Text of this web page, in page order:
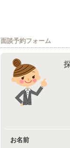
面談予約フォーム
お名前